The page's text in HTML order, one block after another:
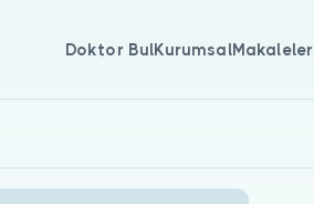
Doktor BulKurumsalMakaleler